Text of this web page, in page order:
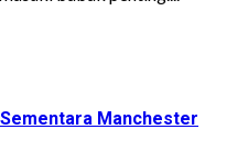
Manchester